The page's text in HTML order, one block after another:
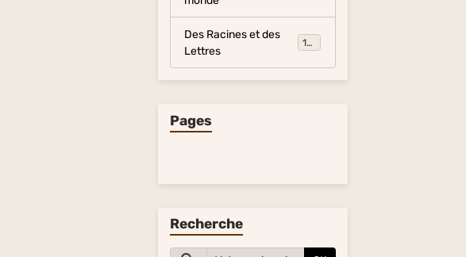
Des Racines et des
Lettres
134
Pages
Recherche